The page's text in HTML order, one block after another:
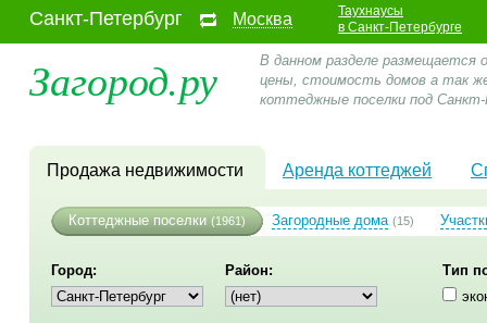
Санкт-Петербург Москва
Таухнаусы
в Санкт-Петербурге
Загород.ру
В данном разделе размещается
цены, стоимость домов а так
коттеджные поселки под
Продажа недвижимости Аренда коттеджей
Коттеджные поселки (1961) Загородные дома (15)
Город: Район:
Тип